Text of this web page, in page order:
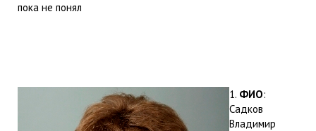
пока не понял
1. ФИО:
Садков
Владимир